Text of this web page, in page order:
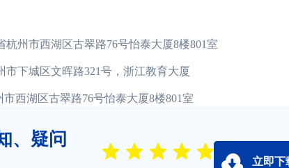
州市西湖区古翠路76号怡泰大厦8楼801室
下城区文晖路321号，浙江教育大厦
西湖区古翠路76号怡泰大厦8楼801室
、疑问
立即下